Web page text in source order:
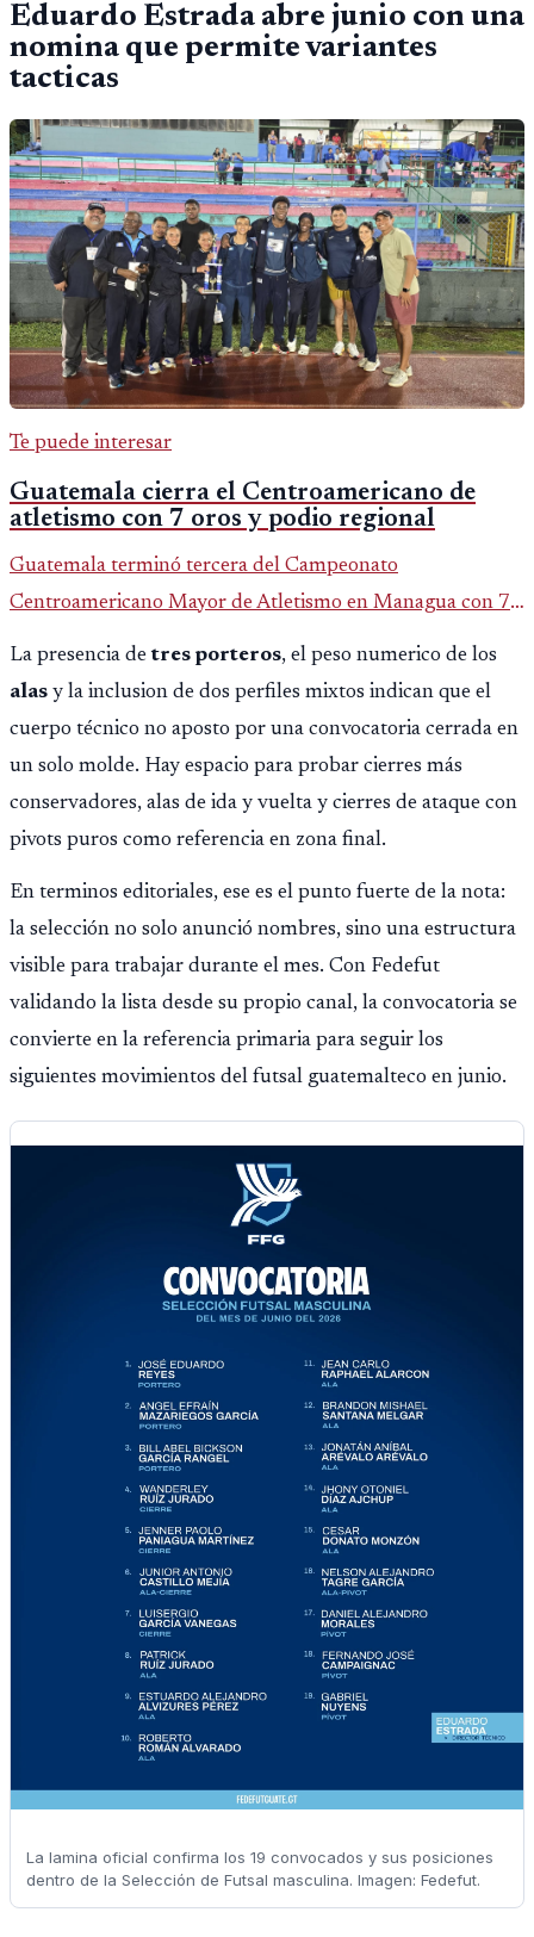
Eduardo Estrada abre junio con una
nomina que permite variantes
tacticas
Te puede interesar
Guatemala cierra el Centroamericano de
atletismo con 7 oros y podio regional
Guatemala terminó tercera del Campeonato
Centroamericano Mayor de Atletismo en Managua con 7
oros, 5 platas y 2 bronces, según la publicación oficial de
CDAG.
La presencia detres porteros, el peso numerico de los
alas y la inclusion de dos perfiles mixtos indican que el
cuerpo técnico no aposto por una convocatoria cerrada en
un solo molde. Hay espacio para probar cierres más
conservadores, alas de ida y vuelta y cierres de ataque con
pivots puros como referencia en zona final.
En terminos editoriales, ese es el punto fuerte de la nota:
la selección no solo anunció nombres, sino una estructura
visible para trabajar durante el mes. Con Fedefut
validando la lista desde su propio canal, la convocatoria se
convierte en la referencia primaria para seguir los
siguientes movimientos del futsal guatemalteco en junio.
La lamina oficial confirma los 19 convocados y sus posiciones
dentro de la Selección de Futsal masculina. Imagen: Fedefut.